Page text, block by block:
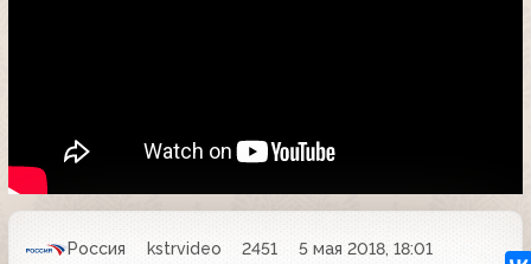
Россия kstrvideo 2451
5 мая 2018, 18:01